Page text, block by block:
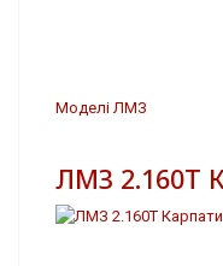
Моделі ЛМЗ
ЛМЗ 2.160Т